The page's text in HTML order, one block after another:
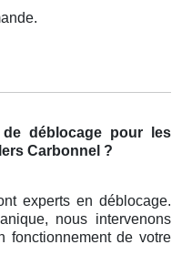
déblocage pour les
Carbonnel ?
experts en déblocage.
nous intervenons
fonctionnement de votre